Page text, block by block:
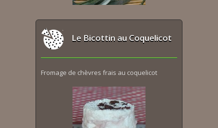
Le Bicottin au Coquelicot
Fromage de chèvres frais au coquelicot